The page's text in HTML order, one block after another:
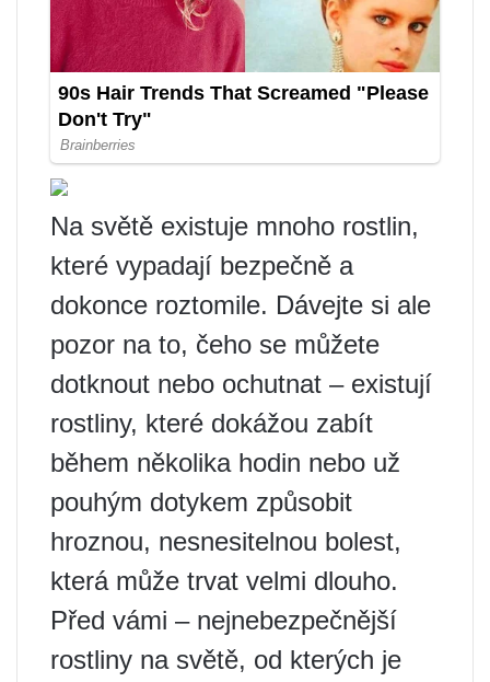
Na světě existuje mnoho rostlin,
které vypadají bezpečně a
dokonce roztomile. Dávejte si ale
pozor na to, čeho se můžete
dotknout nebo ochutnat – existují
rostliny, které dokážou zabít
během několika hodin nebo už
pouhým dotykem způsobit
hroznou, nesnesitelnou bolest,
která může trvat velmi dlouho.
Před vámi – nejnebezpečnější
rostliny na světě, od kterých je